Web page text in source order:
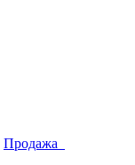
Продажа